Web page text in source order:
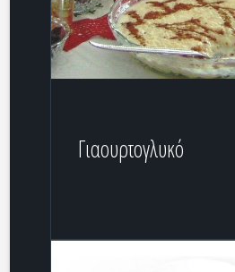
Γιαουρτογλυκό